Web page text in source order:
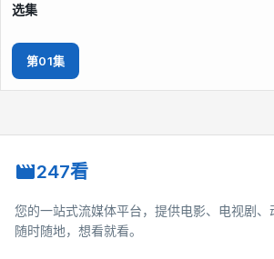
选集
第01集
247看
您的一站式流媒体平台，提供电影、电视剧、
随时随地，想看就看。